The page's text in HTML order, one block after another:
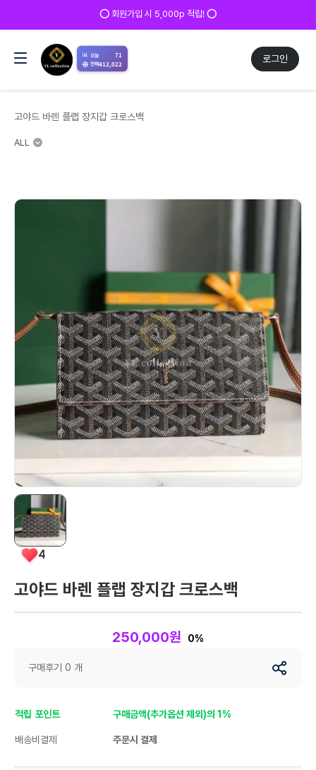
로그인
📊 오늘 71
전체412,022
고야드 바렌 플랩 장지갑 크로스백
ALL
4
고야드 바렌 플랩 장지갑 크로스백
250,000원 0%
구매후기 0 개
적립 포인트 구매금액(추가옵션 제외)의 1%
배송비결제 주문시 결제